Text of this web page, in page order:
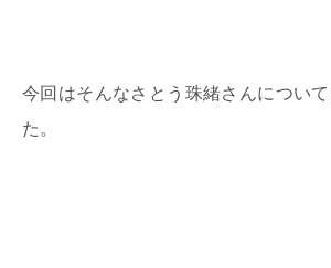
今回はそんなさとう珠緒さんについ
た。